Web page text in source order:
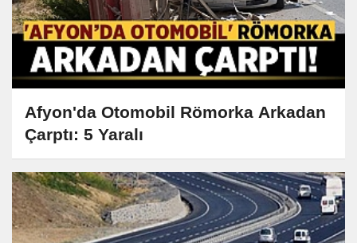
Afyon'da Otomobil Römorka Arkadan
Çarptı: 5 Yaralı